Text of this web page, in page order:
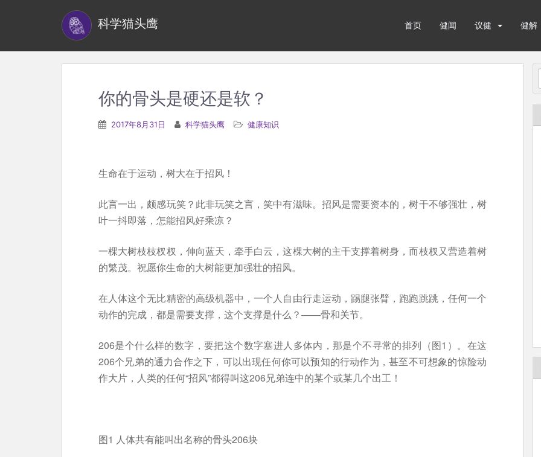
科学猫头鹰 首页 健闻 议健 健解
你的骨头是硬还是软？
2017年8月31日 科学猫头鹰 健康知识
生命在于运动，树大在于招风！
此言一出，颇感玩笑？此非玩笑之言，笑中有滋味。招风是需要资本的，树干不够强壮，树
叶一抖即落，怎能招风好乘凉？
一棵大树枝枝杈杈，伸向蓝天，牵手白云，这棵大树的主干支撑着树身，而枝杈又营造着树
的繁茂。祝愿你生命的大树能更加强壮的招风。
在人体这个无比精密的高级机器中，一个人自由行走运动，踢腿张臂，跑跑跳跳，任何一个
动作的完成，都是需要支撑，这个支撑是什么？——骨和关节。
206是个什么样的数字，要把这个数字塞进人多体内，那是个不寻常的排列（图1）。在这
206个兄弟的通力合作之下，可以出现任何你可以预知的行动作为，甚至不可想象的惊险动
作大片，人类的任何“招风”都得叫这206兄弟连中的某个或某几个出工！
图1 人体共有能叫出名称的骨头206块